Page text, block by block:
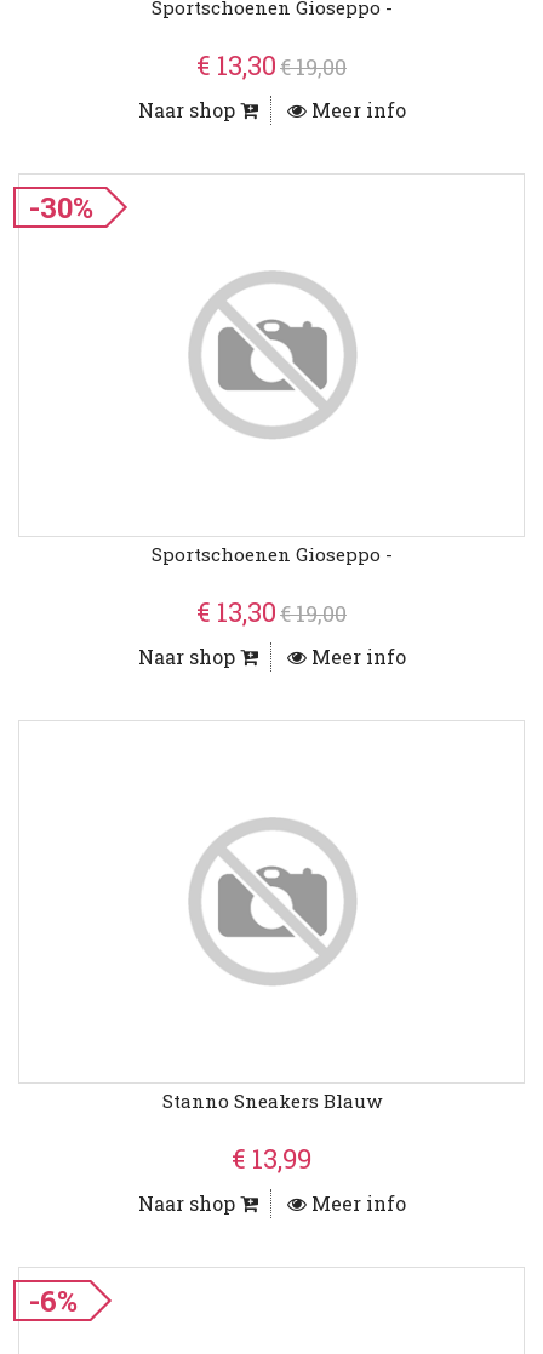
Sportschoenen Gioseppo -
€ 13,30€ 19,00
Naar shop Meer info
-30%
Sportschoenen Gioseppo -
€ 13,30€ 19,00
Naar shop Meer info
Stanno Sneakers Blauw
€ 13,99
Naar shop Meer info
-6%